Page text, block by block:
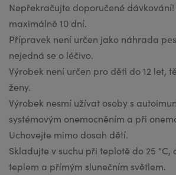
Nepřekračujte doporučené dávkování!
maximálně 10 dní.
Přípravek není určen jako náhrada
nejedná se o léčivo.
Výrobek není určen pro děti do 12 let,
ženy.
Výrobek nesmí užívat osoby s
systémovým onemocněním a při
Uchovejte mimo dosah dětí.
Skladujte v suchu při teplotě do 25 °C,
teplem a přímým slunečním světlem.